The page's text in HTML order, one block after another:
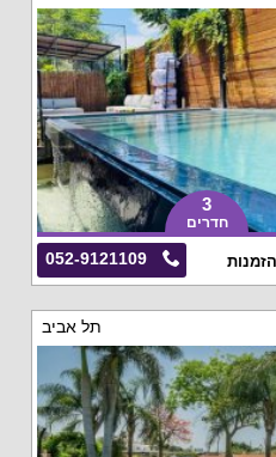
3
חדרים
052-9121109
תל אביב